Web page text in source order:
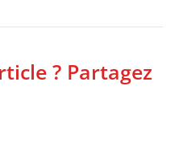
? Partagez